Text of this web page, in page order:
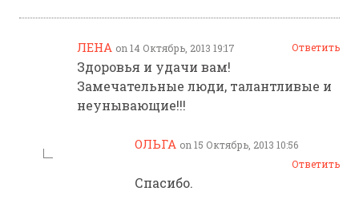
ЛЕНА on 14 Октябрь, 2013 19:17 Ответить
Здоровья и удачи вам!
Замечательные люди, талантливые и
неунывающие!!!
ОЛЬГА on 15 Октябрь, 2013 10:56
Ответить
Спасибо.